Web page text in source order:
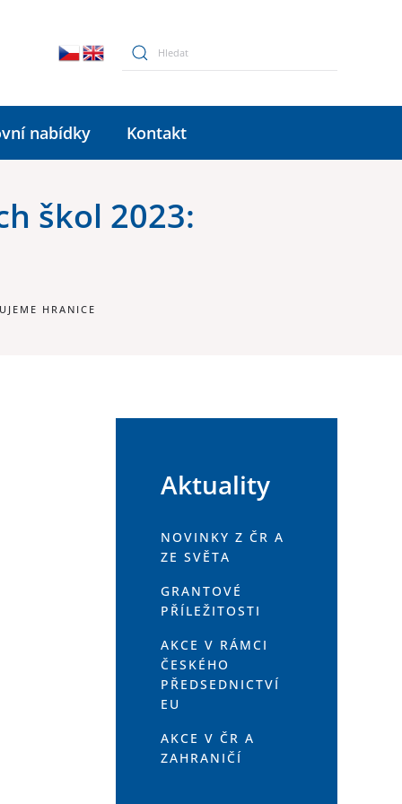
nabídky Kontakt
škol 2023:
HRANICE
Aktuality
NOVINKY Z ČR A
ZE SVĚTA
GRANTOVÉ
PŘÍLEŽITOSTI
AKCE V RÁMCI
ČESKÉHO
PŘEDSEDNICTVÍ
EU
AKCE V ČR A
ZAHRANIČÍ